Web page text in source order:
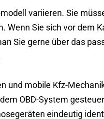
variieren. Sie
Wenn Sie sich vor dem
Sie gerne über das
und mobile Kfz-
OBD-System
eindeutig